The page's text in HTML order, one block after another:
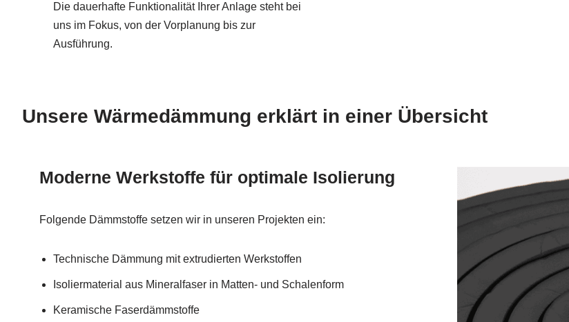
Die dauerhafte Funktionalität Ihrer Anlage steht bei
uns im Fokus, von der Vorplanung bis zur
Ausführung.
Unsere Wärmedämmung erklärt in einer Übersicht
Moderne Werkstoffe für optimale Isolierung
Folgende Dämmstoffe setzen wir in unseren Projekten ein:
Technische Dämmung mit extrudierten Werkstoffen
Isoliermaterial aus Mineralfaser in Matten- und Schalenform
Keramische Faserdämmstoffe